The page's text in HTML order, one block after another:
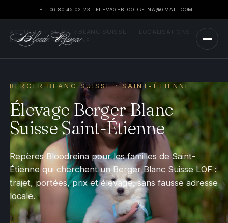
TÉL. 06 80 45 02 23 ELEVAGEBLOODREINA@GMAIL.COM
ACCUEIL BERGER BLANC SUISSE
›
LOIRE
› SAINT-ÉTIENNE
BERGER BLANC SUISSE · SAINT-ÉTIENNE
Élevage Berger Blanc
Suisse Saint-Étienne
Repères Bloodreina pour les familles de Saint-
Étienne qui cherchent un Berger Blanc Suisse LOF :
trajet, portées, prix et élevage, sans fausse adresse
locale.